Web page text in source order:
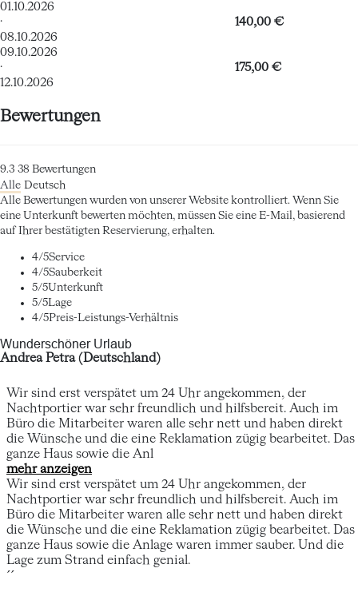
01.10.2026
·
08.10.2026
140,00 €
09.10.2026
·
12.10.2026
175,00 €
Bewertungen
9.3 38 Bewertungen
Alle Deutsch
Alle Bewertungen wurden von unserer Website kontrolliert. Wenn Sie
eine Unterkunft bewerten möchten, müssen Sie eine E-Mail, basierend
auf Ihrer bestätigten Reservierung, erhalten.
4/5Service
4/5Sauberkeit
5/5Unterkunft
5/5Lage
4/5Preis-Leistungs-Verhältnis
Wunderschöner Urlaub
Andrea Petra (Deutschland)
Wir sind erst verspätet um 24 Uhr angekommen, der
Nachtportier war sehr freundlich und hilfsbereit. Auch im
Büro die Mitarbeiter waren alle sehr nett und haben direkt
die Wünsche und die eine Reklamation zügig bearbeitet. Das
ganze Haus sowie die Anl
mehr anzeigen
Wir sind erst verspätet um 24 Uhr angekommen, der
Nachtportier war sehr freundlich und hilfsbereit. Auch im
Büro die Mitarbeiter waren alle sehr nett und haben direkt
die Wünsche und die eine Reklamation zügig bearbeitet. Das
ganze Haus sowie die Anlage waren immer sauber. Und die
Lage zum Strand einfach genial.
´´